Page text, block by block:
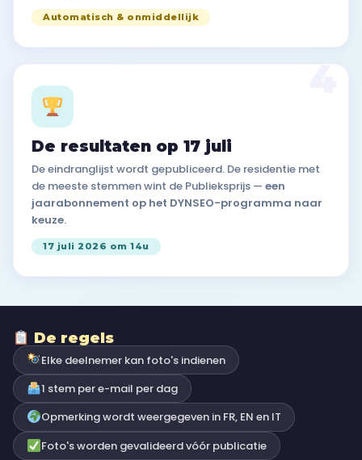
Automatisch & onmiddellijk
4
De resultaten op 17 juli
De eindranglijst wordt gepubliceerd. De residentie met
de meeste stemmen wint de Publieksprijs — een
jaarabonnement op het DYNSEO-programma naar
keuze.
17 juli 2026 om 14u
De regels
Elke deelnemer kan foto's indienen
1 stem per e-mail per dag
Opmerking wordt weergegeven in FR, EN en IT
Foto's worden gevalideerd vóór publicatie